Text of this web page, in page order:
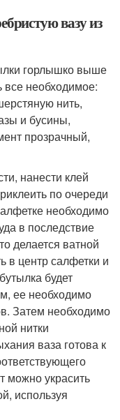
вазу из
горлышко выше
все необходимое:
нить,
и бусины,
прозрачный,
нанести клей
по очереди
необходимо
в последствие
делается ватной
в центр салфетки и
будет
ее необходимо
Затем необходимо
нитки
ваза готова к
можно украсить
используя